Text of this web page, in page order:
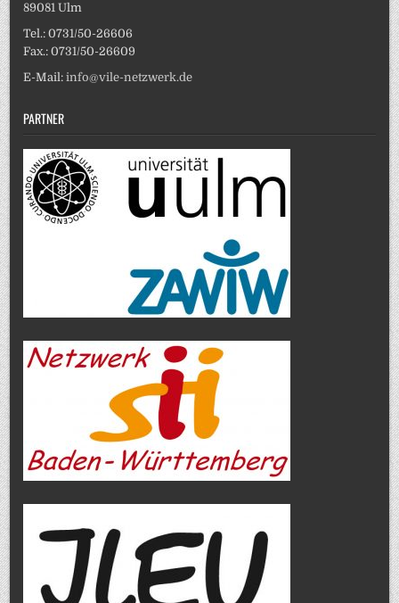
89081 Ulm
Tel.: 0731/50-26606
Fax.: 0731/50-26609
E-Mail:info@vile-netzwerk.de
PARTNER